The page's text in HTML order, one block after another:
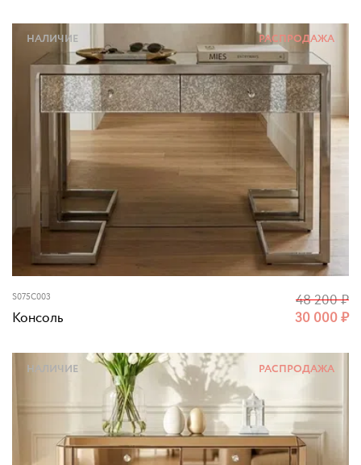
S075C003
Консоль 30 000₽
48 200₽
РАСПРОДАЖА
НАЛИЧИЕ
РАСПРОДАЖА
НАЛИЧИЕ